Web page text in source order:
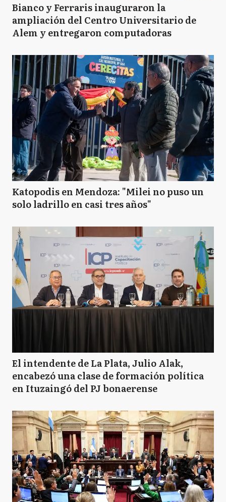
Bianco y Ferraris inauguraron la
ampliación del Centro Universitario de
Alem y entregaron computadoras
Katopodis en Mendoza: "Milei no puso un
solo ladrillo en casi tres años"
El intendente de La Plata, Julio Alak,
encabezó una clase de formación política
en Ituzaingó del PJ bonaerense